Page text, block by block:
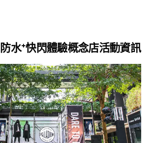
防水⁺快閃體驗概念店活動資訊